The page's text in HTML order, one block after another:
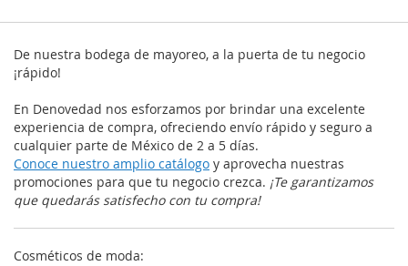
De nuestra bodega de mayoreo, a la puerta de tu negocio
¡rápido!
En Denovedad nos esforzamos por brindar una excelente
experiencia de compra, ofreciendo envío rápido y seguro a
cualquier parte de México de 2 a 5 días.
Conoce nuestro amplio catálogo y aprovecha nuestras
promociones para que tu negocio crezca. ¡Te garantizamos
que quedarás satisfecho con tu compra!
Cosméticos de moda: